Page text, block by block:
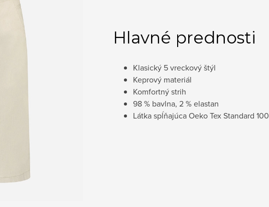
Hlavné prednosti
Klasický 5 vreckový štýl
Keprový materiál
Komfortný strih
98 % bavlna, 2 % elastan
Látka spĺňajúca Oeko Tex Standard 100